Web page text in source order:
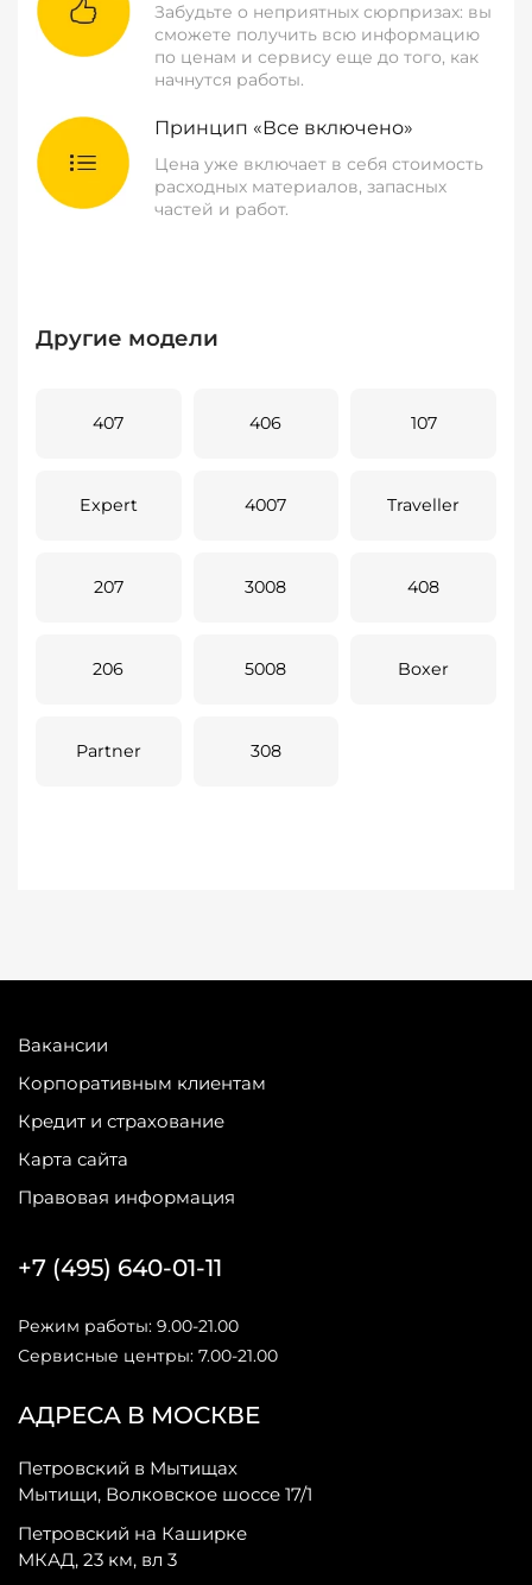
Забудьте о неприятных сюрпризах: вы
сможете получить всю информацию
по ценам и сервису еще до того, как
начнутся работы.
Принцип «Все включено»
Цена уже включает в себя стоимость
расходных материалов, запасных
частей и работ.
Другие модели
407 406 107
Expert 4007 Traveller
207 3008 408
206 5008 Boxer
Partner 308
Вакансии
Корпоративным клиентам
Кредит и страхование
Карта сайта
Правовая информация
АДРЕСА В МОСКВЕ
Петровский в Мытищах
Мытищи, Волковское шоссе 17/1
Петровский на Каширке
МКАД, 23 км, вл 3
+7 (495) 640-01-11
Режим работы: 9.00-21.00
Сервисные центры: 7.00-21.00